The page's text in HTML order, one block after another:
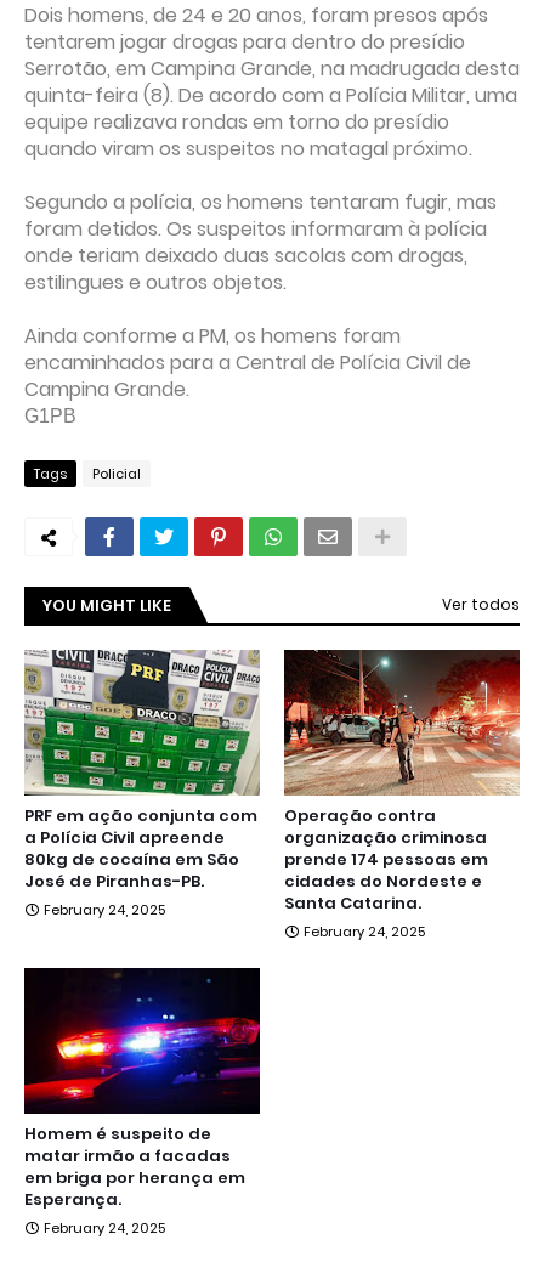
Dois homens, de 24 e 20 anos, foram presos após
tentarem jogar drogas para dentro do presídio
Serrotão, em Campina Grande, na madrugada desta
quinta-feira (8). De acordo com a Polícia Militar, uma
equipe realizava rondas em torno do presídio
quando viram os suspeitos no matagal próximo.
Segundo a polícia, os homens tentaram fugir, mas
foram detidos. Os suspeitos informaram à polícia
onde teriam deixado duas sacolas com drogas,
estilingues e outros objetos.
Ainda conforme a PM, os homens foram
encaminhados para a Central de Polícia Civil de
Campina Grande.
G1PB
Tags Policial
YOU MIGHT LIKE Ver todos
PRF em ação conjunta com
a Polícia Civil apreende
80kg de cocaína em São
José de Piranhas-PB.
February 24, 2025
Operação contra
organização criminosa
prende 174 pessoas em
cidades do Nordeste e
Santa Catarina.
February 24, 2025
Homem é suspeito de
matar irmão a facadas
em briga por herança em
Esperança.
February 24, 2025